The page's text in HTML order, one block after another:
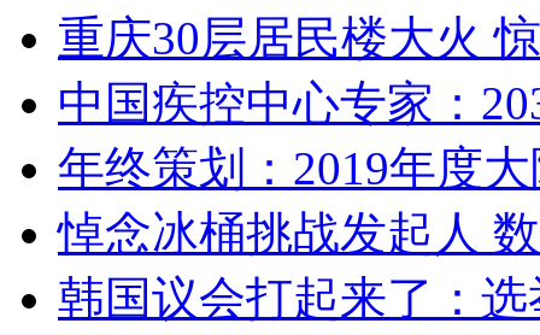
重庆30层居民楼大火
中国疾控中心专家：
年终策划：2019年度
悼念冰桶挑战发起人
韩国议会打起来了：